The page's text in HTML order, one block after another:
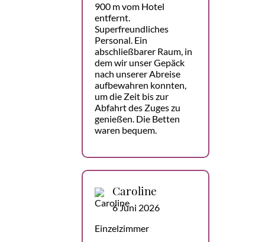
900 m vom Hotel
entfernt.
Superfreundliches
Personal. Ein
abschließbarer Raum, in
dem wir unser Gepäck
nach unserer Abreise
aufbewahren konnten,
um die Zeit bis zur
Abfahrt des Zuges zu
genießen. Die Betten
waren bequem.
Caroline
6 Juni 2026
Einzelzimmer